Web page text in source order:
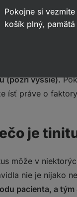
sa tinitus
presnej
typ tinitu,
(pozri vyššie).
ísť práve o
je
môže v
nie je nijako
pacienta, a
Pokojne si
košík plný,